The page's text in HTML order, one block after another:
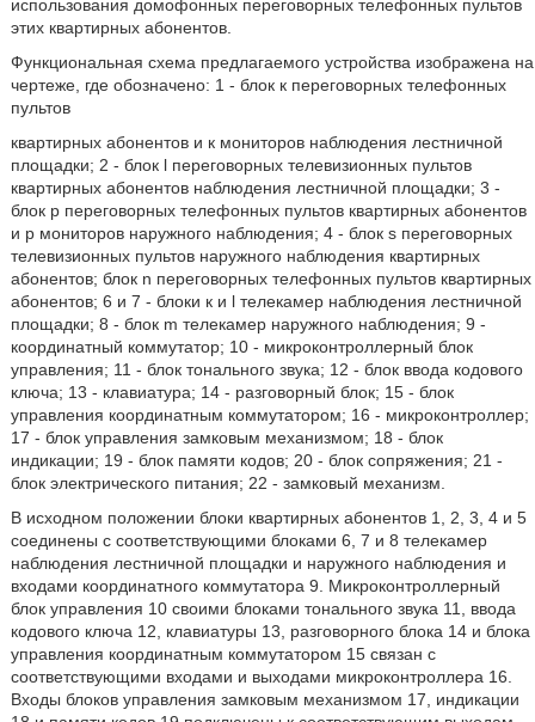
использования домофонных переговорных телефонных пультов
этих квартирных абонентов.
Функциональная схема предлагаемого устройства изображена на
чертеже, где обозначено: 1 - блок к переговорных телефонных
пультов
квартирных абонентов и к мониторов наблюдения лестничной
площадки; 2 - блок l переговорных телевизионных пультов
квартирных абонентов наблюдения лестничной площадки; 3 -
блок p переговорных телефонных пультов квартирных абонентов
и p мониторов наружного наблюдения; 4 - блок s переговорных
телевизионных пультов наружного наблюдения квартирных
абонентов; блок n переговорных телефонных пультов квартирных
абонентов; 6 и 7 - блоки к и l телекамер наблюдения лестничной
площадки; 8 - блок m телекамер наружного наблюдения; 9 -
координатный коммутатор; 10 - микроконтроллерный блок
управления; 11 - блок тонального звука; 12 - блок ввода кодового
ключа; 13 - клавиатура; 14 - разговорный блок; 15 - блок
управления координатным коммутатором; 16 - микроконтроллер;
17 - блок управления замковым механизмом; 18 - блок
индикации; 19 - блок памяти кодов; 20 - блок сопряжения; 21 -
блок электрического питания; 22 - замковый механизм.
В исходном положении блоки квартирных абонентов 1, 2, 3, 4 и 5
соединены с соответствующими блоками 6, 7 и 8 телекамер
наблюдения лестничной площадки и наружного наблюдения и
входами координатного коммутатора 9. Микроконтроллерный
блок управления 10 своими блоками тонального звука 11, ввода
кодового ключа 12, клавиатуры 13, разговорного блока 14 и блока
управления координатным коммутатором 15 связан с
соответствующими входами и выходами микроконтроллера 16.
Входы блоков управления замковым механизмом 17, индикации